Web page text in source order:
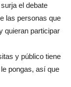
el debate
las personas que
quieran participar
y público tiene
pongas, así que